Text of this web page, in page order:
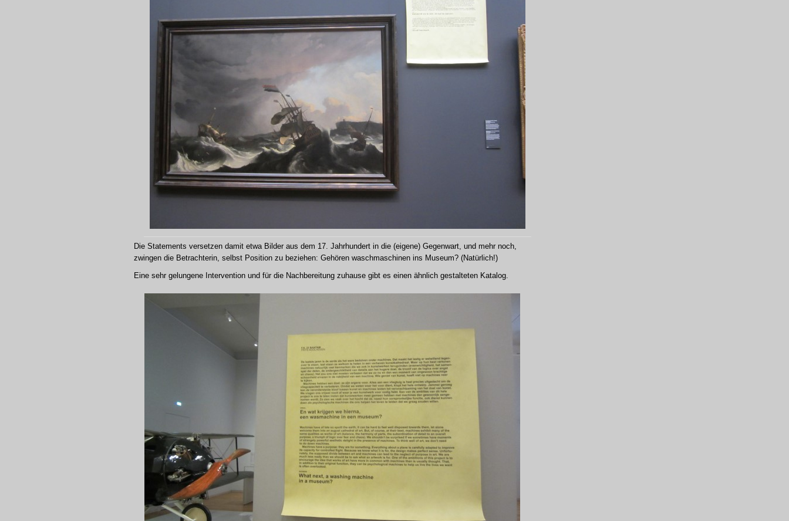
Die Statements versetzen damit etwa Bilder aus dem 17. Jahrhundert in die (eigene) Gegenwart, und mehr noch,
zwingen die Betrachterin, selbst Position zu beziehen: Gehören waschmaschinen ins Museum? (Natürlich!)
Eine sehr gelungene Intervention und für die Nachbereitung zuhause gibt es einen ähnlich gestalteten Katalog.